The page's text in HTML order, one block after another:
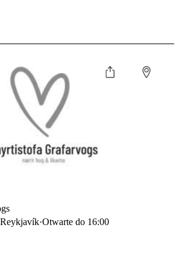
·Otwarte do 16:00